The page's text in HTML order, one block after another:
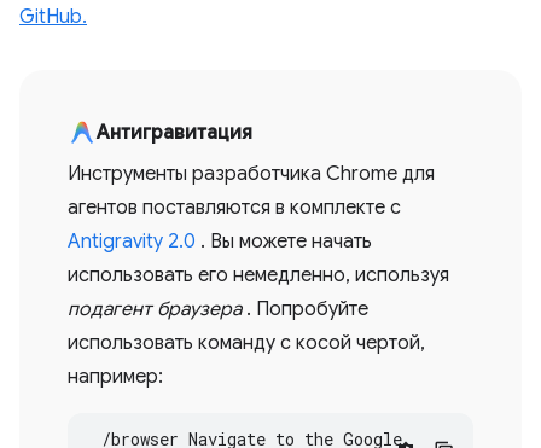
GitHub.
Антигравитация
Инструменты разработчика Chrome для
агентов поставляются в комплекте с
Antigravity 2.0 . Вы можете начать
использовать его немедленно, используя
подагент браузера. Попробуйте
использовать команду с косой чертой,
например: